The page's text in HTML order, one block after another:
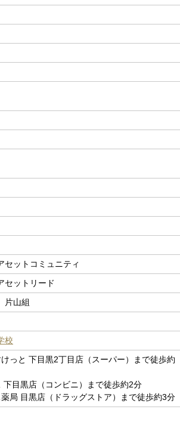
セットコミュニティ
セットリード
山組
校
っと 下目黒2丁目店（スーパー）まで徒歩約
下目黒店（コンビニ）まで徒歩約2分
局 目黒店（ドラッグストア）まで徒歩約3分